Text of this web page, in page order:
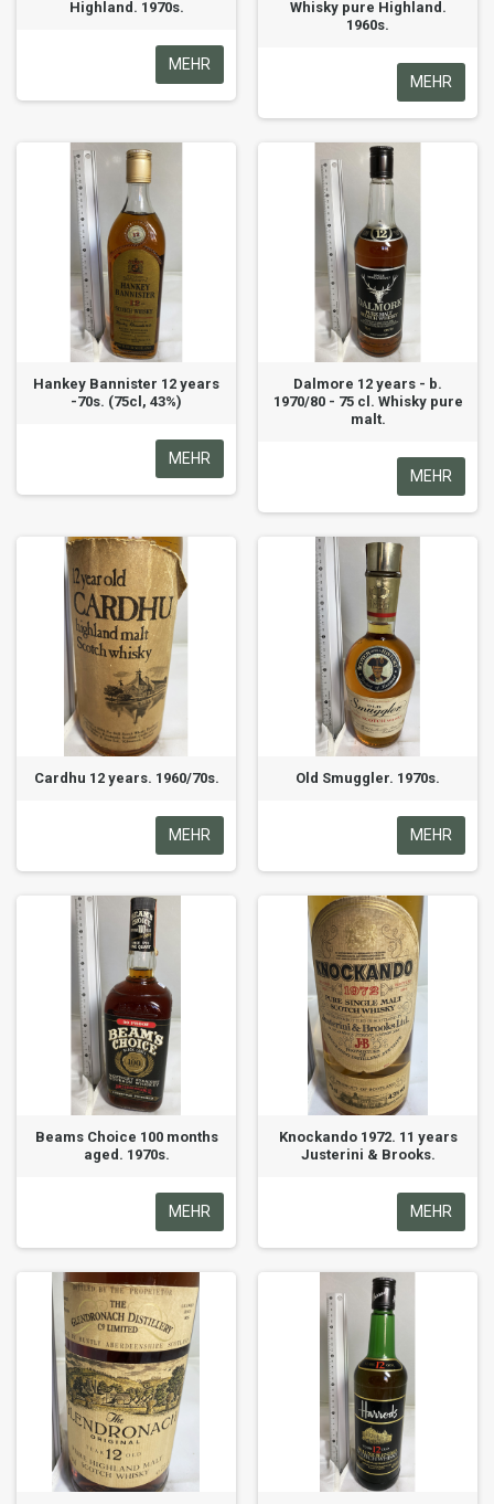
Highland. 1970s.
MEHR
Whisky pure Highland.
1960s.
MEHR
Hankey Bannister 12 years
-70s. (75cl, 43%)
MEHR
Dalmore 12 years - b.
1970/80 - 75 cl. Whisky pure
malt.
MEHR
Cardhu 12 years. 1960/70s.
MEHR
Old Smuggler. 1970s.
MEHR
Beams Choice 100 months
aged. 1970s.
MEHR
Knockando 1972. 11 years
Justerini & Brooks.
MEHR